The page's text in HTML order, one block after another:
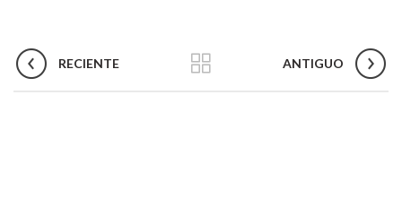
RECIENTE ANTIGUO